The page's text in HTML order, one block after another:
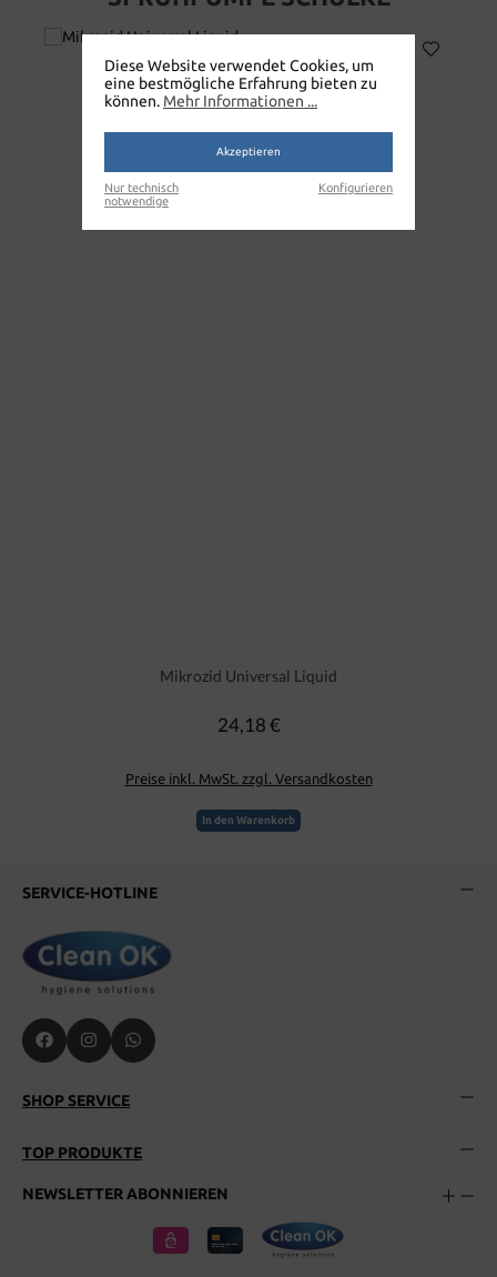
Mikrozid Universal Liquid
Regulärer Preis:
24,18 €
Preise inkl. MwSt. zzgl. Versandkosten
In den Warenkorb
SERVICE-HOTLINE
SHOP SERVICE
TOP PRODUKTE
NEWSLETTER ABONNIEREN
Diese Website verwendet Cookies, um
eine bestmögliche Erfahrung bieten zu
können. Mehr Informationen ...
Akzeptieren
Nur technisch
notwendige
Konfigurieren